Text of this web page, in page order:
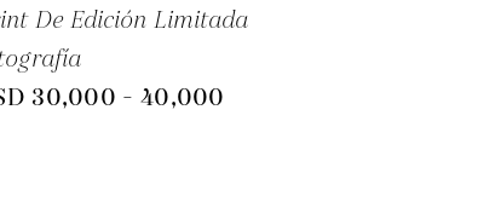
De Edición Limitada
30,000 - 40,000